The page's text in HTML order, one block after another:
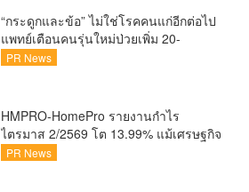
แล้ว
“กระดูกและข้อ” ไม่ใช่โรคคนแก่อีกต่อไป
แพทย์เตือนคนรุ่นใหม่ป่วยเพิ่ม 20-
30% เสี่ยง ‘ข้อเข่าเสื่อมก่อนวัย’ จาก
PR News
HMPRO-HomePro รายงานกำไร
ไตรมาส 2/2569 โต 13.99% แม้เศรษฐกิจ
ผันผวนเดินหน้าขยายสาขา เสริมพอร์ต
PR News